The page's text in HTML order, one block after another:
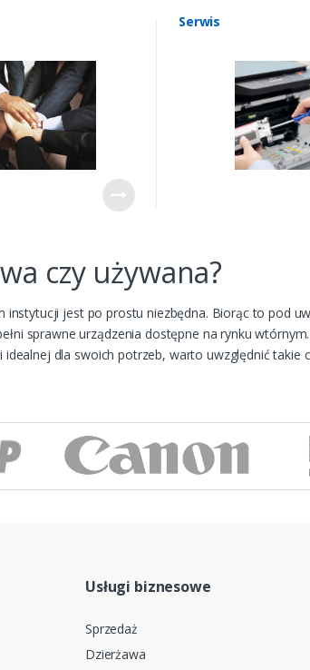
Serwis
czy używana?
instytucji jest po prostu niezbędna. Biorąc to pod
sprawne urządzenia dostępne na rynku
dla swoich potrzeb, warto uwzględnić takie
Usługi biznesowe
Sprzedaż
Dzierżawa